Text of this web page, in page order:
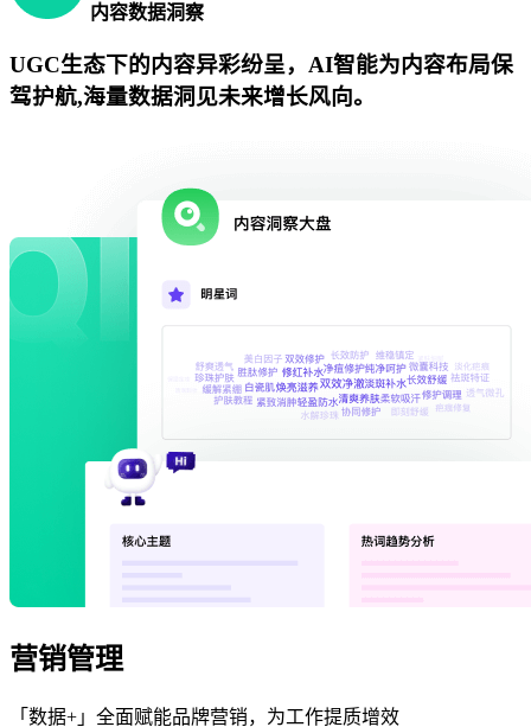
内容数据洞察
UGC生态下的内容异彩纷呈，AI智能为内容布局保
驾护航,海量数据洞见未来增长风向。
营销管理
「数据+」全面赋能品牌营销，为工作提质增效